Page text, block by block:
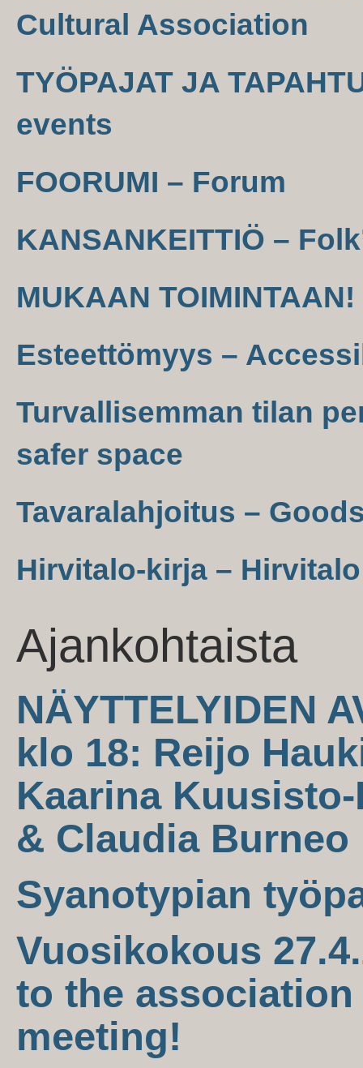
Cultural Association
TYÖPAJAT JA
events
FOORUMI – Forum
KANSANKEITTIÖ –
MUKAAN
Esteettömyys –
Turvallisemman tilan
safer space
Tavaralahjoitus –
Hirvitalo-kirja –
Ajankohtaista
NÄYTTELYIDEN
klo 18: Reijo
Kaarina
& Claudia Burneo
Syanotypian
Vuosikokous
to the
meeting!